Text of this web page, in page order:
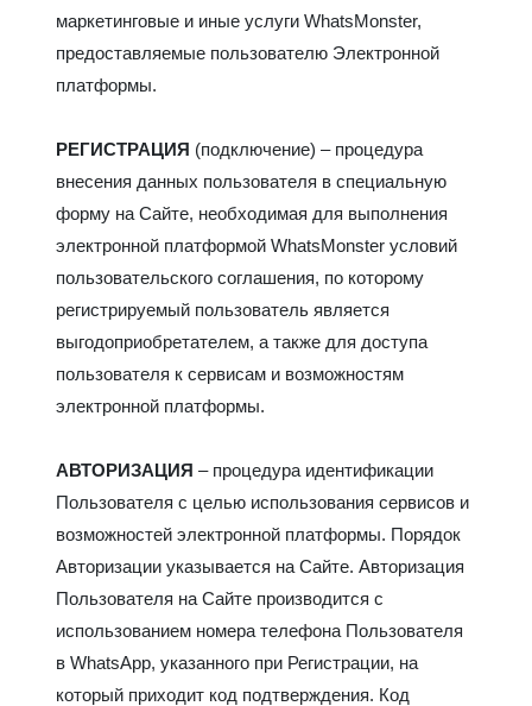
маркетинговые и иные услуги WhatsMonster,
предоставляемые пользователю Электронной
платформы.
РЕГИСТРАЦИЯ (подключение) – процедура
внесения данных пользователя в специальную
форму на Сайте, необходимая для выполнения
электронной платформой WhatsMonster условий
пользовательского соглашения, по которому
регистрируемый пользователь является
выгодоприобретателем, а также для доступа
пользователя к сервисам и возможностям
электронной платформы.
АВТОРИЗАЦИЯ – процедура идентификации
Пользователя с целью использования сервисов и
возможностей электронной платформы. Порядок
Авторизации указывается на Сайте. Авторизация
Пользователя на Сайте производится с
использованием номера телефона Пользователя
в WhatsApp, указанного при Регистрации, на
который приходит код подтверждения. Код